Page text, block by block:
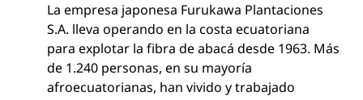
s
e
c
La empresa japonesa Furukawa Plantaciones
S.A. lleva operando en la costa ecuatoriana
para explotar la fibra de abacá desde 1963. Más
de 1.240 personas, en su mayoría
afroecuatorianas, han vivido y trabajado